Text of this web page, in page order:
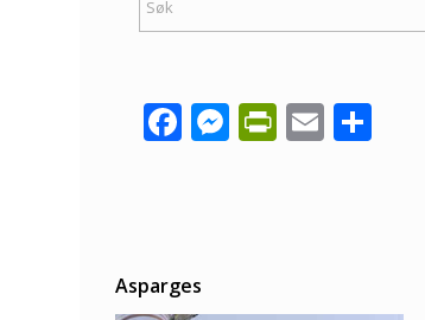
Facebook
Messenger
Email
Asparges